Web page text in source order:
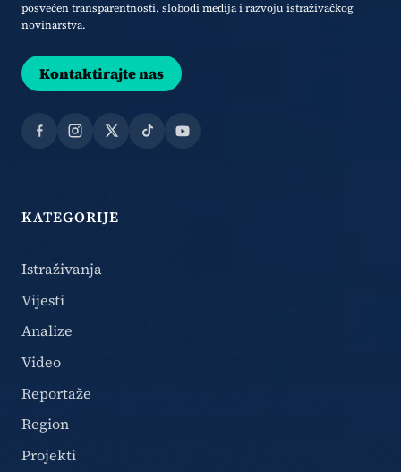
posvećen transparentnosti, slobodi medija i razvoju istraživačkog
novinarstva.
Kontaktirajte nas
Facebook
Instagram
X TikTokYouTube
KATEGORIJE
Istraživanja
Vijesti
Analize
Video
Reportaže
Region
Projekti